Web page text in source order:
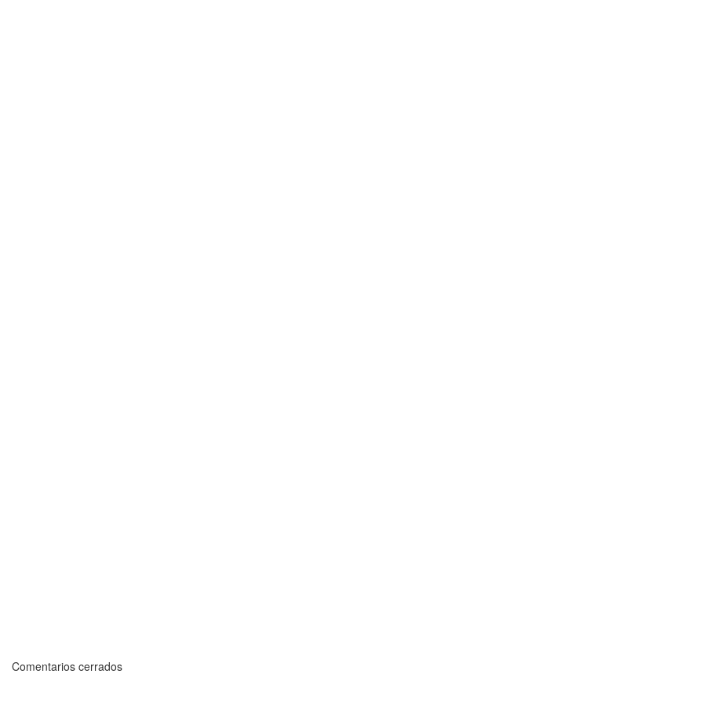
Comentarios cerrados